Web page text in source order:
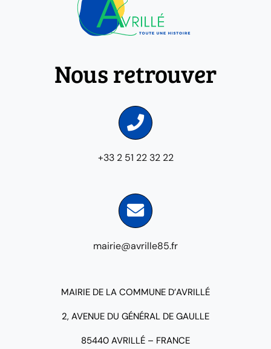
Nous retrouver
+33 2 51 22 32 22
mairie@avrille85.fr
MAIRIE DE LA COMMUNE D’AVRILLÉ
2, AVENUE DU GÉNÉRAL DE GAULLE
85440 AVRILLÉ – FRANCE